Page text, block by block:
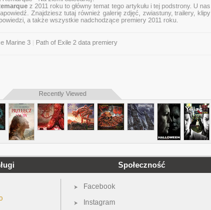
z 2011 roku to główny temat tego artykułu i tej podstrony. U nas
Znajdziesz tutaj również galerię zdjęć, zwiastuny, trailery, klipy
a także wszystkie nadchodzące premiery 2011 roku.
Marine 3 Path of Exile 2 data premiery
Recently Viewed
Społeczność
Facebook
Instagram